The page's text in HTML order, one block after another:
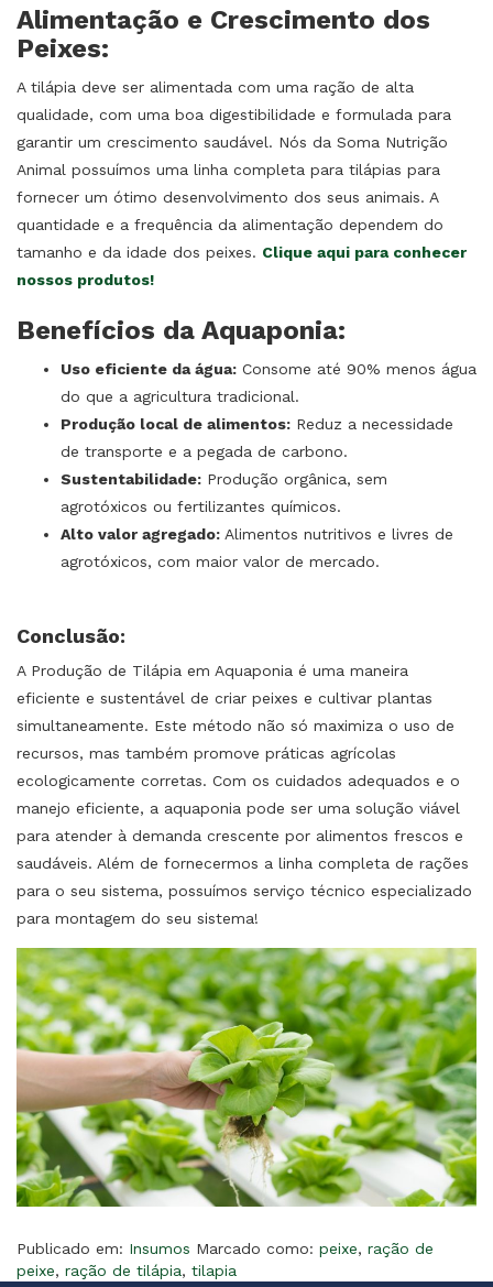
Alimentação e Crescimento dos
Peixes:
A tilápia deve ser alimentada com uma ração de alta
qualidade, com uma boa digestibilidade e formulada para
garantir um crescimento saudável. Nós da Soma Nutrição
Animal possuímos uma linha completa para tilápias para
fornecer um ótimo desenvolvimento dos seus animais. A
quantidade e a frequência da alimentação dependem do
tamanho e da idade dos peixes. Clique aqui para conhecer
nossos produtos!
Benefícios da Aquaponia:
Uso eficiente da água: Consome até 90% menos água
do que a agricultura tradicional.
Produção local de alimentos: Reduz a necessidade
de transporte e a pegada de carbono.
Sustentabilidade: Produção orgânica, sem
agrotóxicos ou fertilizantes químicos.
Alto valor agregado: Alimentos nutritivos e livres de
agrotóxicos, com maior valor de mercado.
Conclusão:
A Produção de Tilápia em Aquaponia é uma maneira
eficiente e sustentável de criar peixes e cultivar plantas
simultaneamente. Este método não só maximiza o uso de
recursos, mas também promove práticas agrícolas
ecologicamente corretas. Com os cuidados adequados e o
manejo eficiente, a aquaponia pode ser uma solução viável
para atender à demanda crescente por alimentos frescos e
saudáveis. Além de fornecermos a linha completa de rações
para o seu sistema, possuímos serviço técnico especializado
para montagem do seu sistema!
Publicado em: Insumos Marcado como: peixe, ração de
peixe, ração de tilápia, tilapia